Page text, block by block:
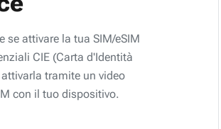
se attivare la tua SIM/eSIM
CIE (Carta d'Identità
tramite un video
con il tuo dispositivo.